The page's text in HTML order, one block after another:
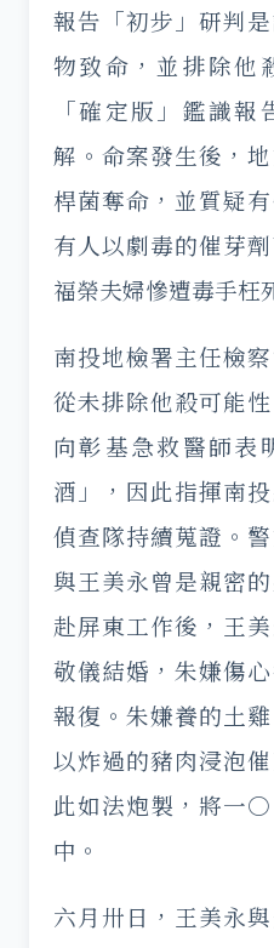
報告「初步」研判
物致命，並排除他
「確定版」鑑識
解。命案發生後，
桿菌奪命，並質疑
有人以劇毒的催芽
福榮夫婦慘遭毒手枉
南投地檢署主任檢
從未排除他殺可能
向彰基急救醫師表
酒」，因此指揮南
偵查隊持續蒐證。
與王美永曾是親密
赴屏東工作後，王
敬儀結婚，朱嫌傷
報復。朱嫌養的土
以炸過的豬肉浸泡
此如法炮製，將一
中。
六月卅日，王美永